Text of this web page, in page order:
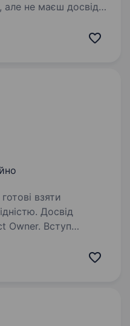
але не маєш досвіду?
працювати з дому?
взяти
Досвід